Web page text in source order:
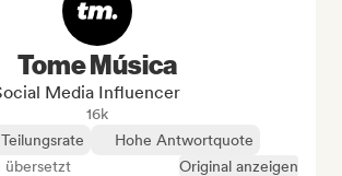
Tome Música
Media Influencer
16k
Hohe Antwortquote
übersetzt
Original anzeigen